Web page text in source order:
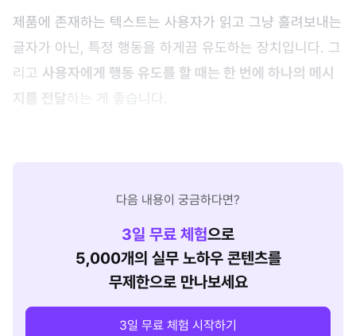
제품에 존재하는 텍스트는 사용자가 읽고 그냥 흘려보내는
글자가 아닌, 특정 행동을 하게끔 유도하는 장치입니다. 그
리고 사용자에게 행동 유도를 할 때는 한 번에 하나의 메시
지를 전달 하는 게 좋습니다.
다음 내용이 궁금하다면?
3일 무료 체험으로
5,000개의 실무 노하우 콘텐츠를
무제한으로 만나보세요
3일 무료 체험 시작하기